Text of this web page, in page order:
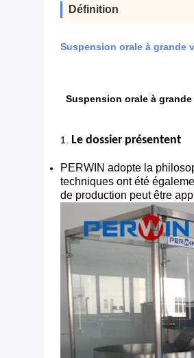
Définition
Suspension orale à grande
Suspension orale à
1. Le dossier présentent
PERWIN adopte la
techniques ont été
de production peut être